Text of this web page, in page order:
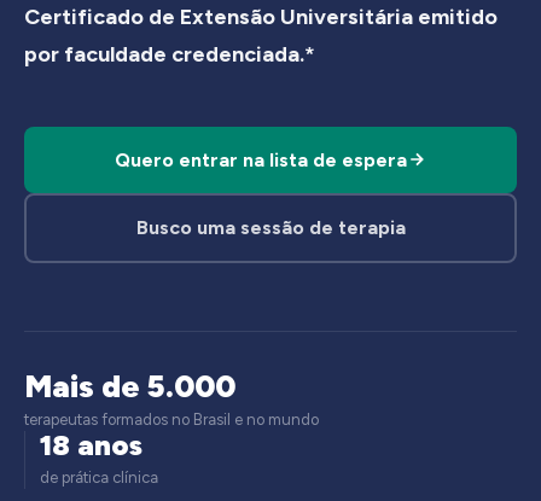
Certificado de Extensão Universitária emitido
por faculdade credenciada.*
Quero entrar na lista de espera
Busco uma sessão de terapia
Mais de 5.000
terapeutas formados no Brasil e no mundo
18 anos
de prática clínica